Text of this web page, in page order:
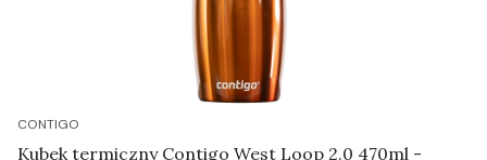
CONTIGO
Kubek termiczny Contigo West Loop 2.0 470ml -